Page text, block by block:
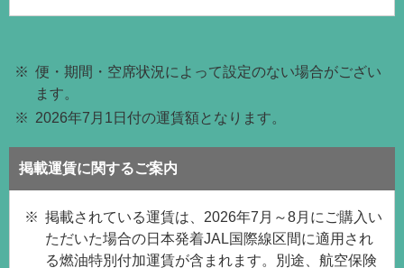
便・期間・空席状況によって設定のない場合がござい
ます。
2026年7月1日付の運賃額となります。
掲載運賃に関するご案内
掲載されている運賃は、2026年7月～8月にご購入い
ただいた場合の日本発着JAL国際線区間に適用され
る燃油特別付加運賃が含まれます。別途、航空保険